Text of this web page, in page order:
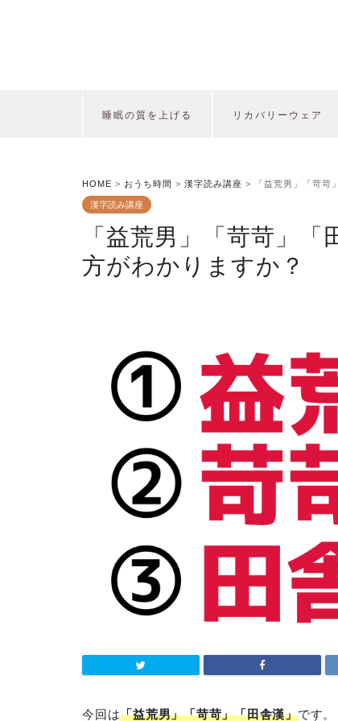
睡眠の質を上げる リカバリーウェア
HOME > おうち時間 > 漢字読み講座 > 「益荒男」「苛苛
漢字読み講座
「益荒男」「苛苛」
方がわかりますか？
今回は「益荒男」「苛苛」「田舎漢」です。